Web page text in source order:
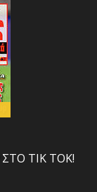
ΣΤΟ ΤΙΚ ΤΟΚ!